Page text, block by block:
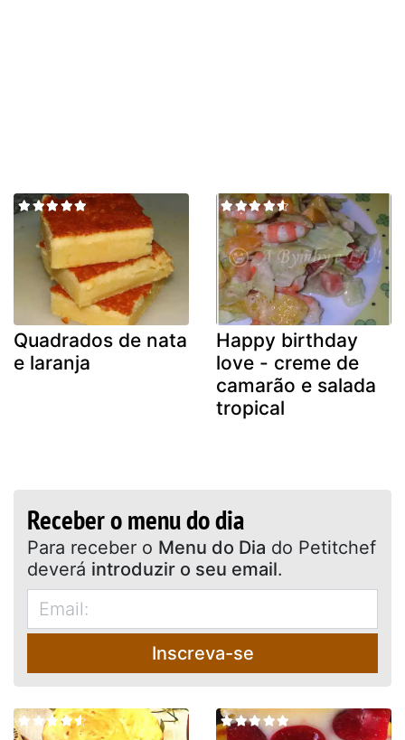
Quadrados de nata
e laranja
Happy birthday
love - creme de
camarão e salada
tropical
Receber o menu do dia
Para receber o Menu do Dia do Petitchef
deverá introduzir o seu email.
Inscreva-se